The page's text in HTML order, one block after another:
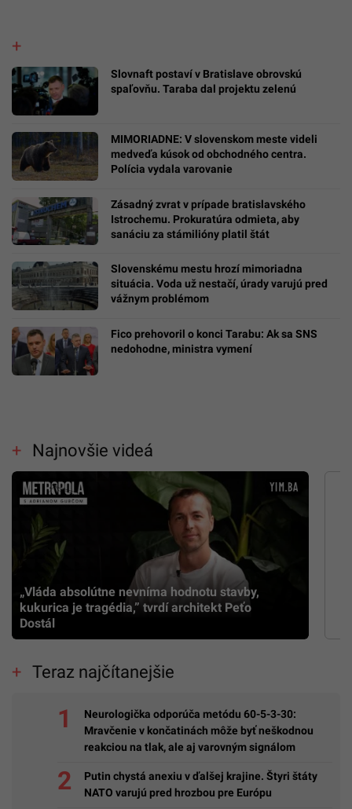
Slovnaft postaví v Bratislave obrovskú
spaľovňu. Taraba dal projektu zelenú
MIMORIADNE: V slovenskom meste videli
medveďa kúsok od obchodného centra.
Polícia vydala varovanie
Zásadný zvrat v prípade bratislavského
Istrochemu. Prokuratúra odmieta, aby
sanáciu za stámilióny platil štát
Slovenskému mestu hrozí mimoriadna
situácia. Voda už nestačí, úrady varujú pred
vážnym problémom
Fico prehovoril o konci Tarabu: Ak sa SNS
nedohodne, ministra vymení
Najnovšie videá
„Vláda absolútne nevníma hodnotu stavby,
kukurica je tragédia,” tvrdí architekt Peťo
Dostál
Teraz najčítanejšie
Neurologička odporúča metódu 60-5-3-30:
Mravčenie v končatinách môže byť neškodnou
reakciou na tlak, ale aj varovným signálom
Putin chystá anexiu v ďalšej krajine. Štyri štáty
NATO varujú pred hrozbou pre Európu